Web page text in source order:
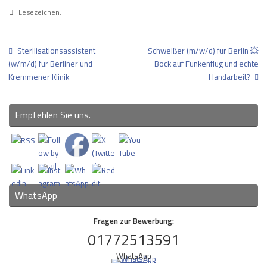
Lesezeichen.
Sterilisationsassistent
(w/m/d) für Berliner und
Kremmener Klinik
Schweißer (m/w/d) für Berlin 💥
Bock auf Funkenflug und echte
Handarbeit?
Empfehlen Sie uns.
WhatsApp
Fragen zur Bewerbung:
01772513591
WhatsApp